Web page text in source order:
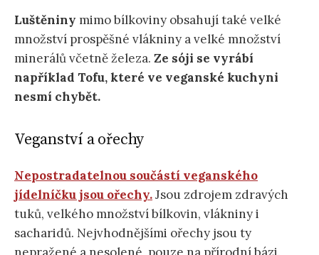
Luštěniny mimo bílkoviny obsahují také velké
množství prospěšné vlákniny a velké množství
minerálů včetně železa. Ze sóji se vyrábí
například Tofu, které ve veganské kuchyni
nesmí chybět.
Veganství a ořechy
Nepostradatelnou součástí veganského
jídelníčku jsou ořechy.Jsou zdrojem zdravých
tuků, velkého množství bílkovin, vlákniny i
sacharidů. Nejvhodnějšími ořechy jsou ty